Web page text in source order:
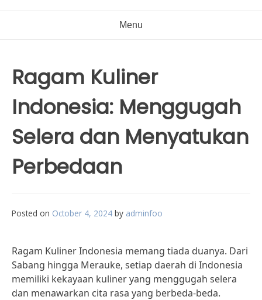
Menu
Ragam Kuliner
Indonesia: Menggugah
Selera dan Menyatukan
Perbedaan
Posted on October 4, 2024 by adminfoo
Ragam Kuliner Indonesia memang tiada duanya. Dari
Sabang hingga Merauke, setiap daerah di Indonesia
memiliki kekayaan kuliner yang menggugah selera
dan menawarkan cita rasa yang berbeda-beda.